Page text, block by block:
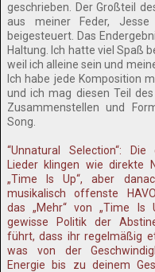
geschrieben. Der Großteil
aus meiner Feder,
beigesteuert. Das
Haltung. Ich hatte viel Spaß
weil ich alleine sein und
Ich habe jede Komposition
und ich mag diesen Teil
Zusammenstellen und
Song.
“Unnatural Selection“:
Lieder klingen wie direkte
„Time Is Up“, aber
musikalisch offenste
das „Mehr“ von „Time Is
gewisse Politik der
führt, dass ihr regelmäßig
was von der
Energie bis zu deinem